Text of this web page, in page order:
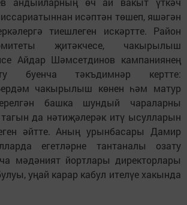
исәптән төшеп, яшәгән
тиешлеген искәртте. Район
җитәкчесе, чакырылыш
Айдар Шәмсетдинов кампаниянең
буенча тәкъдимнәр кертте:
чакырылыш көнен һәм матур
башка шундый чараларны
да нәтиҗәлерәк итү ысулларын
әйтте. Аның урынбасары Дамир
егетләрне тантаналы озату
мәдәният йортлары директорлары
уңай карар кабул ителүе хакында